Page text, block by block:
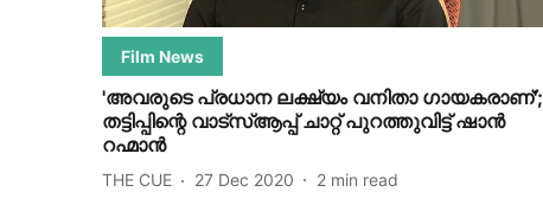
Film News
'അവരുടെ പ്രധാന ലക്ഷ്യം വനിതാ ഗായകരാണ്';
തട്ടിപ്പിന്റെ വാട്‌സ്ആപ്പ് ചാറ്റ് പുറത്തുവിട്ട് ഷാന്‍
റഹ്മാന്‍
THE CUE 27 Dec 2020 2 min read